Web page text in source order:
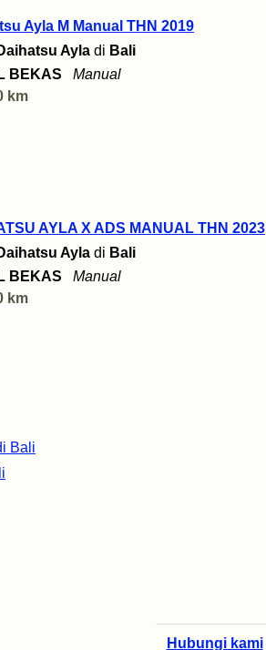
Bali
Ayla M Manual THN 2019
Ayla di Bali
BEKAS
Manual
km
AYLA X ADS MANUAL THN 2023
Ayla di Bali
BEKAS
Manual
km
Hubungi kami